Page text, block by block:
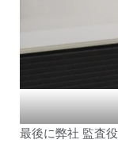
最後に弊社 監査